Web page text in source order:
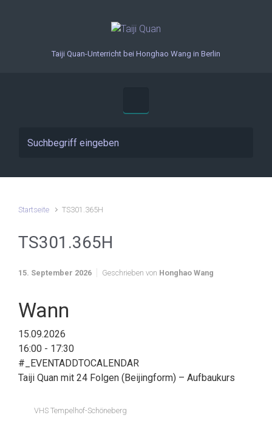
Taiji Quan-Unterricht bei Honghao Wang in Berlin
Startseite TS301.365H
TS301.365H
15. September 2026 Geschrieben von Honghao Wang
Wann
15.09.2026
16:00 - 17:30
#_EVENTADDTOCALENDAR
Taiji Quan mit 24 Folgen (Beijingform) – Aufbaukurs
VHS Tempelhof-Schöneberg